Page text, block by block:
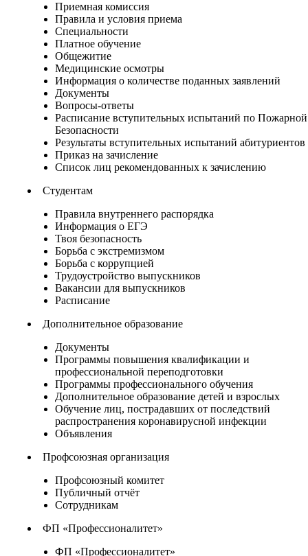
Приемная комиссия
Правила и условия приема
Специальности
Платное обучение
Общежитие
Медицинские осмотры
Информация о количестве поданных заявлений
Документы
Вопросы-ответы
Расписание вступительных испытаний по Пожарной
Безопасности
Результаты вступительных испытаний абитуриентов
Приказ на зачисление
Список лиц рекомендованных к зачислению
Студентам
Правила внутреннего распорядка
Информация о ЕГЭ
Твоя безопасность
Борьба с экстремизмом
Борьба с коррупцией
Трудоустройство выпускников
Вакансии для выпускников
Расписание
Дополнительное образование
Документы
Программы повышения квалификации и
профессиональной переподготовки
Программы профессионального обучения
Дополнительное образование детей и взрослых
Обучение лиц, пострадавших от последствий
распространения коронавирусной инфекции
Объявления
Профсоюзная организация
Профсоюзный комитет
Публичный отчёт
Сотрудникам
ФП «Профессионалитет»
ФП «Профессионалитет»